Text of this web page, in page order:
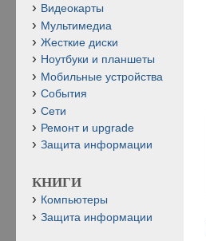
Видеокарты
Мультимедиа
Жесткие диски
Ноутбуки и планшеты
Мобильные устройства
События
Сети
Ремонт и upgrade
Защита информации
КНИГИ
Компьютеры
Защита информации